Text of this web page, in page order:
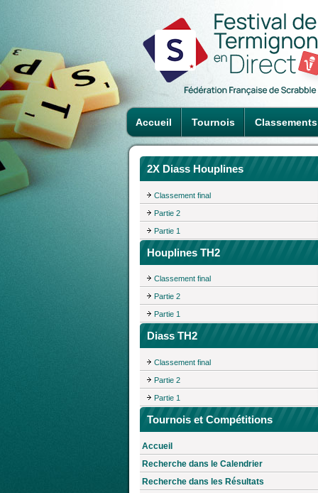
Accueil Tournois Classements
2X Diass Houplines
Classement final
Partie 2
Partie 1
Houplines TH2
Classement final
Partie 2
Partie 1
Diass TH2
Classement final
Partie 2
Partie 1
Tournois et Compétitions
Accueil
Recherche dans le Calendrier
Recherche dans les Résultats